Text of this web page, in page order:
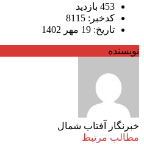
453 بازدید
کدخبر: 8115
تاریخ: 19 مهر 1402
نویسنده
خبرنگار آفتاب شمال
مطالب مرتبط